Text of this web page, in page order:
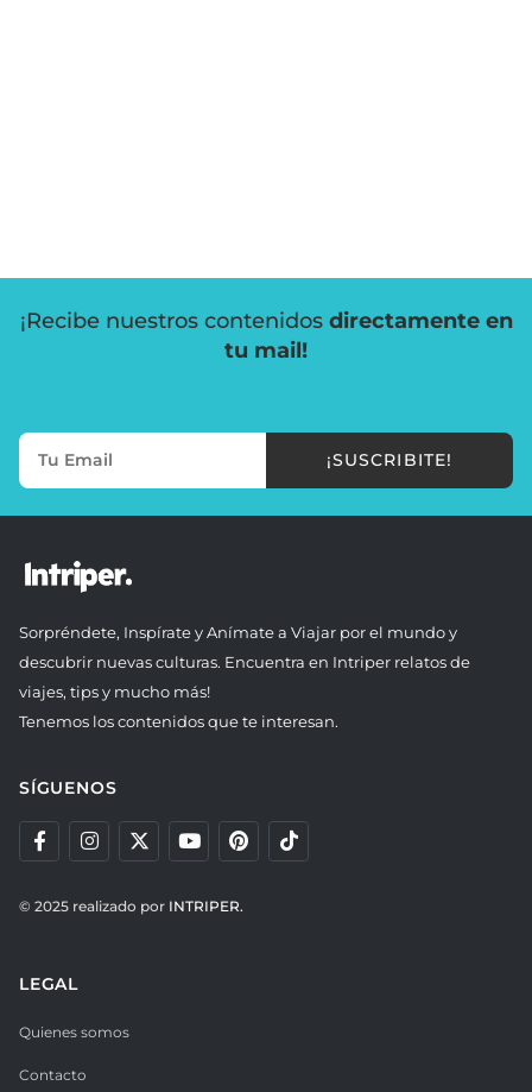
¡Recibe nuestros contenidos directamente en
tu mail!
¡SUSCRIBITE!
Sorpréndete, Inspírate y Anímate a Viajar por el mundo y
descubrir nuevas culturas. Encuentra en Intriper relatos de
viajes, tips y mucho más!
Tenemos los contenidos que te interesan.
SÍGUENOS
© 2025 realizado por INTRIPER.
LEGAL
Quienes somos
Contacto